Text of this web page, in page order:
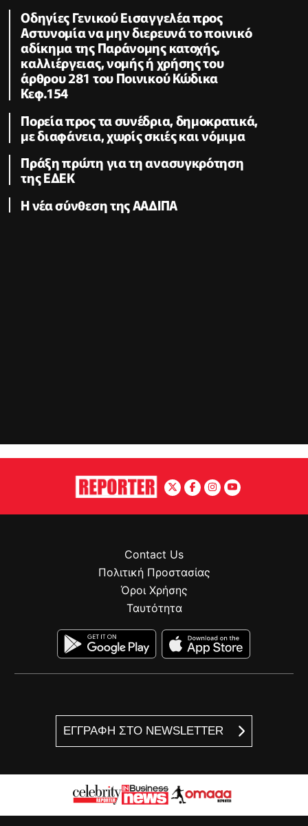
Οδηγίες Γενικού Εισαγγελέα προς
Αστυνομία να μην διερευνά το ποινικό
αδίκημα της Παράνομης κατοχής,
καλλιέργειας, νομής ή χρήσης του
άρθρου 281 του Ποινικού Κώδικα
Κεφ.154
Πορεία προς τα συνέδρια, δημοκρατικά,
με διαφάνεια, χωρίς σκιές και νόμιμα
Πράξη πρώτη για τη ανασυγκρότηση
της ΕΔΕΚ
Η νέα σύνθεση της ΑΑΔΙΠΑ
ΕΓΓΡΑΦΗ ΣΤΟ NEWSLETTER
Contact Us
Πολιτική Προστασίας
Όροι Χρήσης
Ταυτότητα